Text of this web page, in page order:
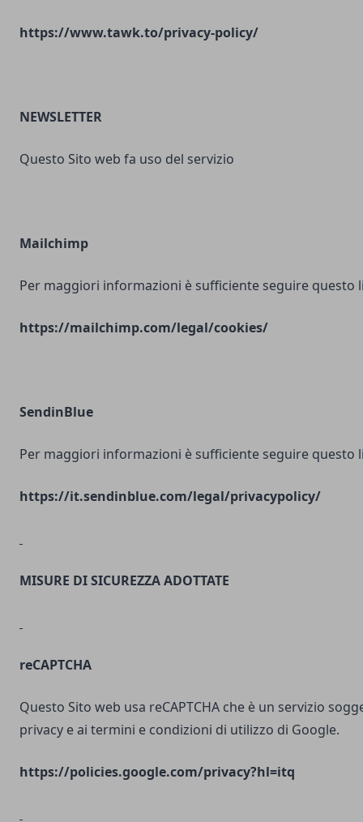
https://www.tawk.to/privacy-policy/
NEWSLETTER
Questo Sito web fa uso del servizio
Mailchimp
Per maggiori informazioni è sufficiente seguire questo
https://mailchimp.com/legal/cookies/
SendinBlue
Per maggiori informazioni è sufficiente seguire questo
https://it.sendinblue.com/legal/privacypolicy/
MISURE DI SICUREZZA ADOTTATE
reCAPTCHA
Questo Sito web usa reCAPTCHA che è un servizio
privacy e ai termini e condizioni di utilizzo di Google.
https://policies.google.com/privacy?hl=itq